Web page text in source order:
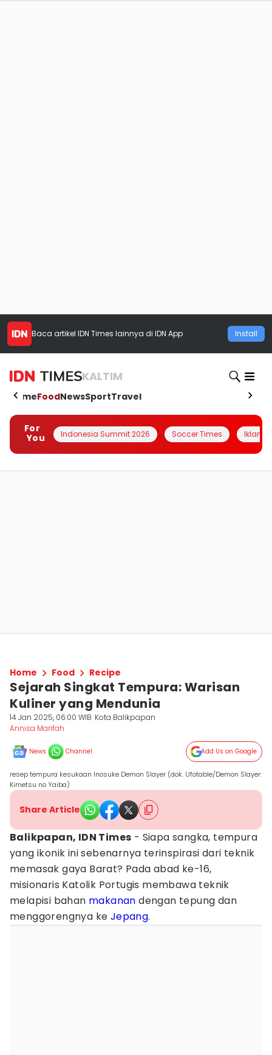
Baca artikel IDN Times lainnya di IDN App Install
KALTIM
HomeFoodNewsSportTravel
For
You
Indonesia Summit 2026 Soccer Times Iklanin
Home Food Recipe
Sejarah Singkat Tempura: Warisan
Kuliner yang Mendunia
14 Jan 2025, 06:00 WIB Kota Balikpapan
Annisa Marifah
News Channel Add Us on Google
resep tempura kesukaan Inosuke Demon Slayer (dok. Ufotable/Demon Slayer:
Kimetsu no Yaiba)
Share Article
Balikpapan, IDN Times - Siapa sangka, tempura
yang ikonik ini sebenarnya terinspirasi dari teknik
memasak gaya Barat? Pada abad ke-16,
misionaris Katolik Portugis membawa teknik
melapisi bahan makanan dengan tepung dan
menggorengnya ke Jepang.